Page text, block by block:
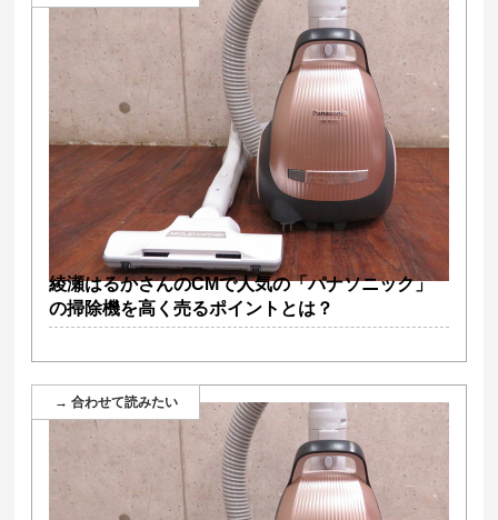
綾瀬はるかさんのCMで人気の「パナソニック」
の掃除機を高く売るポイントとは？